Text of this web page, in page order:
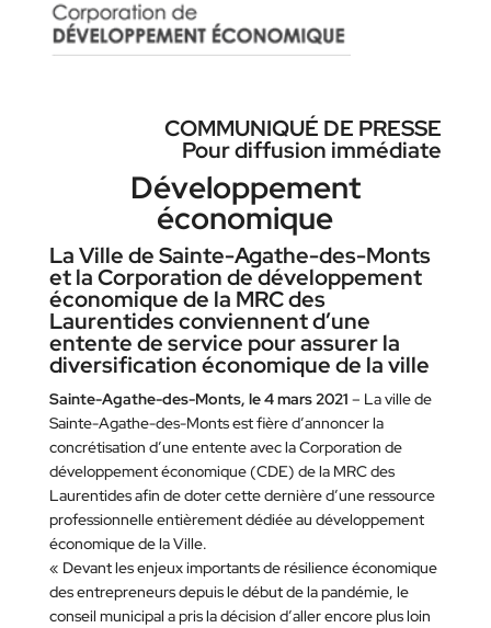
COMMUNIQUÉ DE PRESSE
Pour diffusion immédiate
Développement
économique
La Ville de Sainte-Agathe-des-Monts
et la Corporation de développement
économique de la MRC des
Laurentides conviennent d’une
entente de service pour assurer la
diversification économique de la ville
Sainte-Agathe-des-Monts, le 4 mars 2021 – La ville de
Sainte-Agathe-des-Monts est fière d’annoncer la
concrétisation d’une entente avec la Corporation de
développement économique (CDE) de la MRC des
Laurentides afin de doter cette dernière d’une ressource
professionnelle entièrement dédiée au développement
économique de la Ville.
« Devant les enjeux importants de résilience économique
des entrepreneurs depuis le début de la pandémie, le
conseil municipal a pris la décision d’aller encore plus loin